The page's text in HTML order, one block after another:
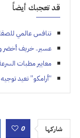
قد تعجبك أيضاً
تنافس عالمي
عسير.. خريف أخضر
معايير مطبات
“أرامكو” تعيد
شاركها 0